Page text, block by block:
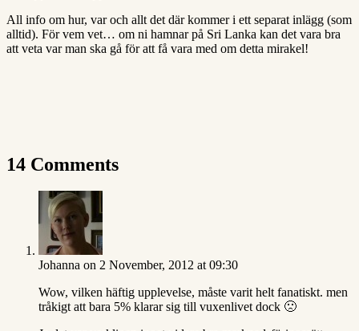
All info om hur, var och allt det där kommer i ett separat inlägg (som
alltid). För vem vet… om ni hamnar på Sri Lanka kan det vara bra
att veta var man ska gå för att få vara med om detta mirakel!
14 Comments
Johanna on 2 November, 2012 at 09:30
Wow, vilken häftig upplevelse, måste varit helt fanatiskt. men
tråkigt att bara 5% klarar sig till vuxenlivet dock 🙁